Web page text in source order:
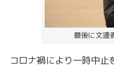
最後に文連
コロナ禍により一時中